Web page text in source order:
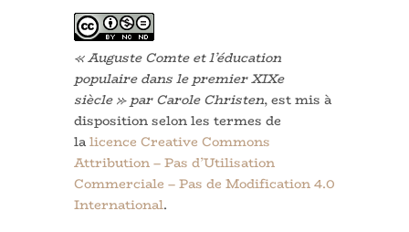
« Auguste Comte et l’éducation
populaire dans le premier XIXe
siècle » par Carole Christen, est mis à
disposition selon les termes de
lalicence Creative Commons
Attribution – Pas d’Utilisation
Commerciale – Pas de Modification 4.0
International.